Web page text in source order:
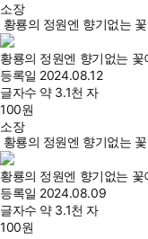
소장
황룡의 정원엔 향기없는
황룡의 정원엔 향기없는
등록일 2024.08.12
글자수 약 3.1천 자
100원
소장
황룡의 정원엔 향기없는
황룡의 정원엔 향기없는 꽃
등록일 2024.08.09
글자수 약 3.1천 자
100원